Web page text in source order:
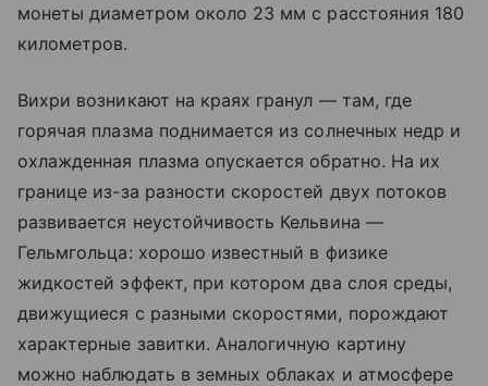
монеты диаметром около 23 мм с расстояния 180
километров.
Вихри возникают на краях гранул — там, где
горячая плазма поднимается из солнечных недр и
охлажденная плазма опускается обратно. На их
границе из-за разности скоростей двух потоков
развивается неустойчивость Кельвина —
Гельмгольца: хорошо известный в физике
жидкостей эффект, при котором два слоя среды,
движущиеся с разными скоростями, порождают
характерные завитки. Аналогичную картину
можно наблюдать в земных облаках и атмосфере